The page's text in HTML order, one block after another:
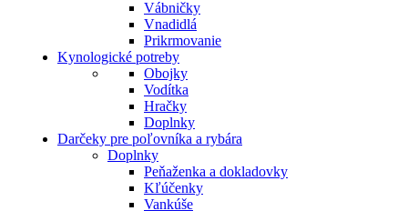
Vábničky
Vnadidlá
Prikrmovanie
Kynologické potreby
Obojky
Vodítka
Hračky
Doplnky
Darčeky pre poľovníka a rybára
Doplnky
Peňaženka a dokladovky
Kľúčenky
Vankúše